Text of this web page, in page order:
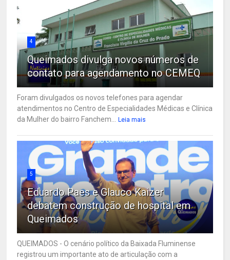
4
Queimados divulga novos números de
contato para agendamento no CEMEQ
Foram divulgados os novos telefones para agendar
atendimentos no Centro de Especialidades Médicas e Clínica
da Mulher do bairro Fanchem...
Leia mais
5
Eduardo Paes e Glauco Kaizer
debatem construção de hospital em
Queimados
QUEIMADOS - O cenário político da Baixada Fluminense
registrou um importante ato de articulação com a